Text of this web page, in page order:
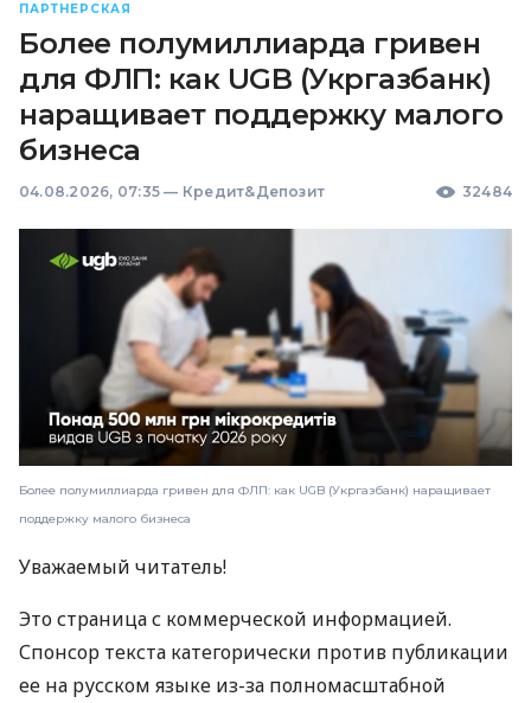
ПАРТНЕРСКАЯ
Более полумиллиарда гривен
для ФЛП: как UGB (Укргазбанк)
наращивает поддержку малого
бизнеса
04.08.2026, 07:35 — Кредит&Депозит 32484
Более полумиллиарда гривен для ФЛП: как UGB (Укргазбанк) наращивает
поддержку малого бизнеса
Уважаемый читатель!
Это страница с коммерческой информацией.
Спонсор текста категорически против публикации
ее на русском языке из-за полномасштабной